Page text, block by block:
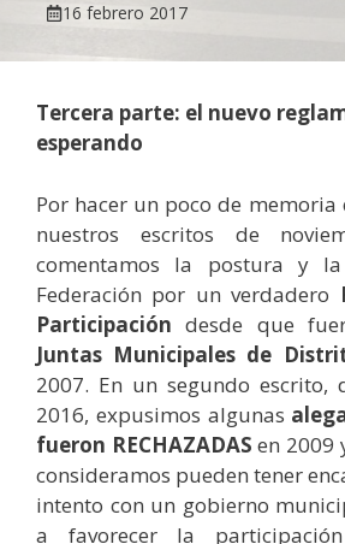
16 febrero 2017
Tercera parte: el nuevo
esperando
Por hacer un poco de
nuestros escritos de
comentamos la postura y
Federación por un verdadero
Participación desde que
Juntas Municipales de
2007. En un segundo escrito,
2016, expusimos algunas
fueron RECHAZADAS en 2009
consideramos pueden tener
intento con un gobierno
a favorecer la participación